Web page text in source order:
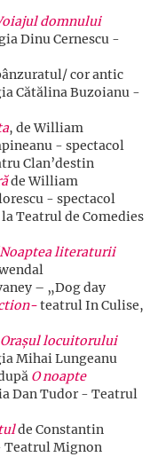
domnului
Dinu Cernescu -
cor antic
Cătălina Buzoianu -
, de William
- spectacol
Clan’destin
de William
- spectacol
Teatrul de Comedies
literaturii
– „Dog day
teatrul In Culise,
Orașul locuitorului
Mihai Lungeanu
O noapte
Dan Tudor - Teatrul
de Constantin
Teatrul Mignon